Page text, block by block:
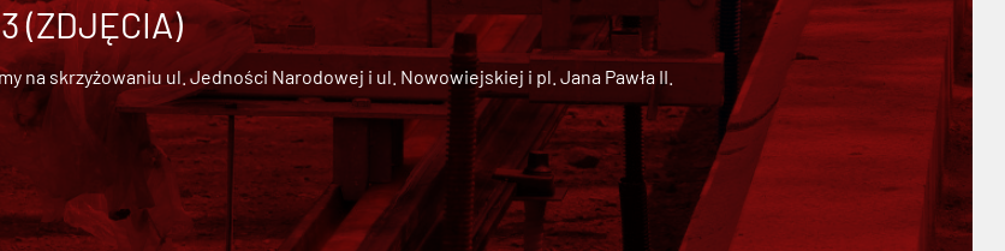
(ZDJĘCIA)
na skrzyżowaniu ul. Jedności Narodowej i ul. Nowowiejskiej i pl. Jana Pawła II.